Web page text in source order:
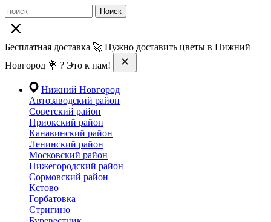
Поиск
Бесплатная доставка 🚀 Нужно доставить цветы в Нижний
Новгород 💐 ? Это к нам!
Нижний Новгород
Автозаводский район
Советский район
Приокский район
Канавинский район
Ленинский район
Московский район
Нижегородский район
Сормовский район
Кстово
Горбатовка
Стригино